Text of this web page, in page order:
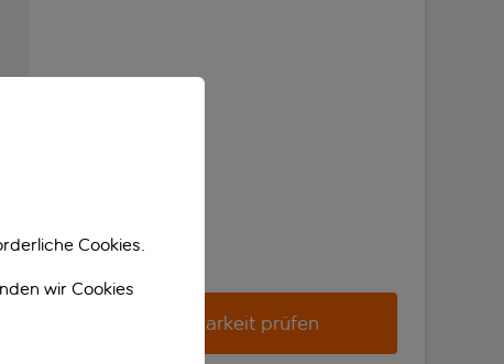
Verfügbarkeit prüfen
Cookies.
wir Cookies